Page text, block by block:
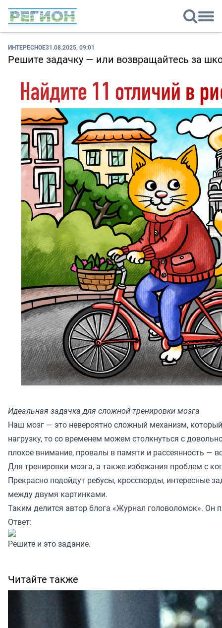
ИНТЕРЕСНОЕ31.08.2025, 09:01
Решите задачку — или возвращайтесь за
Идеальная задачка для сложной тренировки мозга
Наш мозг — это невероятно сложный механизм,
нагрузку, то со временем можем столкнуться с
плохое внимание, провалы в памяти и рассеянность —
Для тренировки мозга, а также избежания проблем с
Прекрасно подойдут ребусы, кроссворды, интересные
между двумя картинками.
Таким делится автор блога «Журнал головоломок». Он
Ответ:
Решите и этозадание.
Читайте также